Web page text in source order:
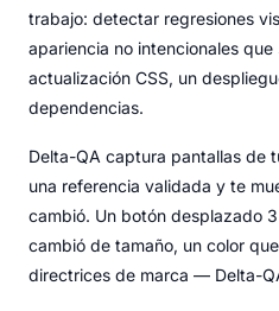
trabajo: detectar regresiones
apariencia no intencionales que
actualización CSS, un
dependencias.
Delta-QA captura pantallas de
una referencia validada y te
cambió. Un botón desplazado
cambió de tamaño, un color
directrices de marca — Delta-